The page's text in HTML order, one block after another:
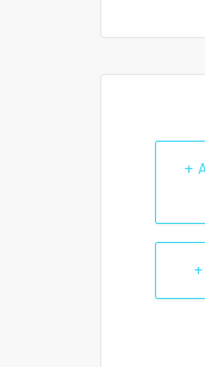
+